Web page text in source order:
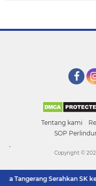
Tentang kami
SOP
.
Tangerang Serahkan SK ke
Copyright ©